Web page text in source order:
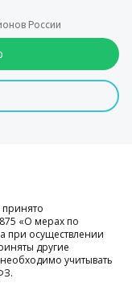
России
«О мерах по
при осуществлении
другие
учитывать